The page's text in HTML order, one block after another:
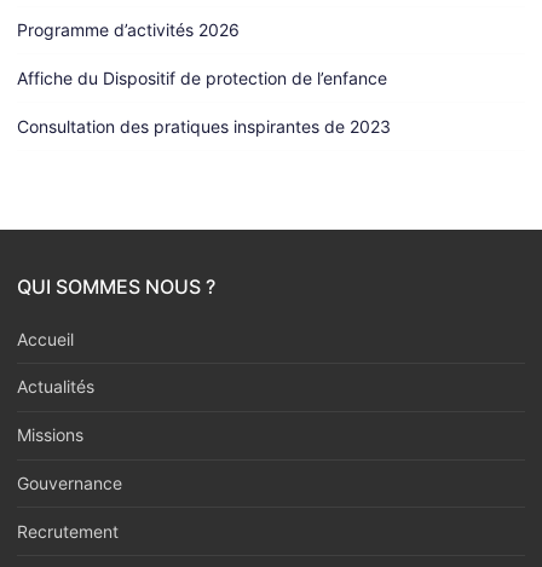
Programme d’activités 2026
Affiche du Dispositif de protection de l’enfance
Consultation des pratiques inspirantes de 2023
QUI SOMMES NOUS ?
Accueil
Actualités
Missions
Gouvernance
Recrutement